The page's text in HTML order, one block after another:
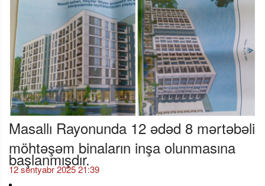
Masallı Rayonunda 12 ədəd 8 mərtəbəli
möhtəşəm binaların inşa olunmasına
başlanmışdır.
12 sentyabr 2025 21:39